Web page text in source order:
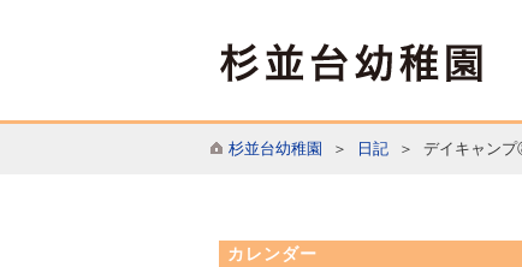
杉並台幼稚園 ＞ 日記＞ デイキャンプ
カレンダー